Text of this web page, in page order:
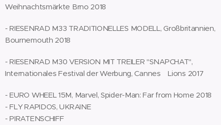
Weihnachtsmärkte Brno 2018
- RIESENRAD M33 TRADITIONELLES MODELL, Großbritannien,
Bournemouth 2018
- RIESENRAD M30 VERSION MIT TREILER "SNAPCHAT",
Internationales Festival der Werbung, Cannes Lions 2017
- EURO WHEEL 15M, Marvel, Spider-Man: Far from Home 2018
- FLY RAPIDOS, UKRAINE
- PIRATENSCHIFF